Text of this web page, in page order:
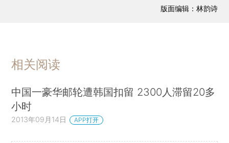
版面编辑：林韵诗
相关阅读
中国一豪华邮轮遭韩国扣留 2300人滞留20多
小时
2013年09月14日 APP打开